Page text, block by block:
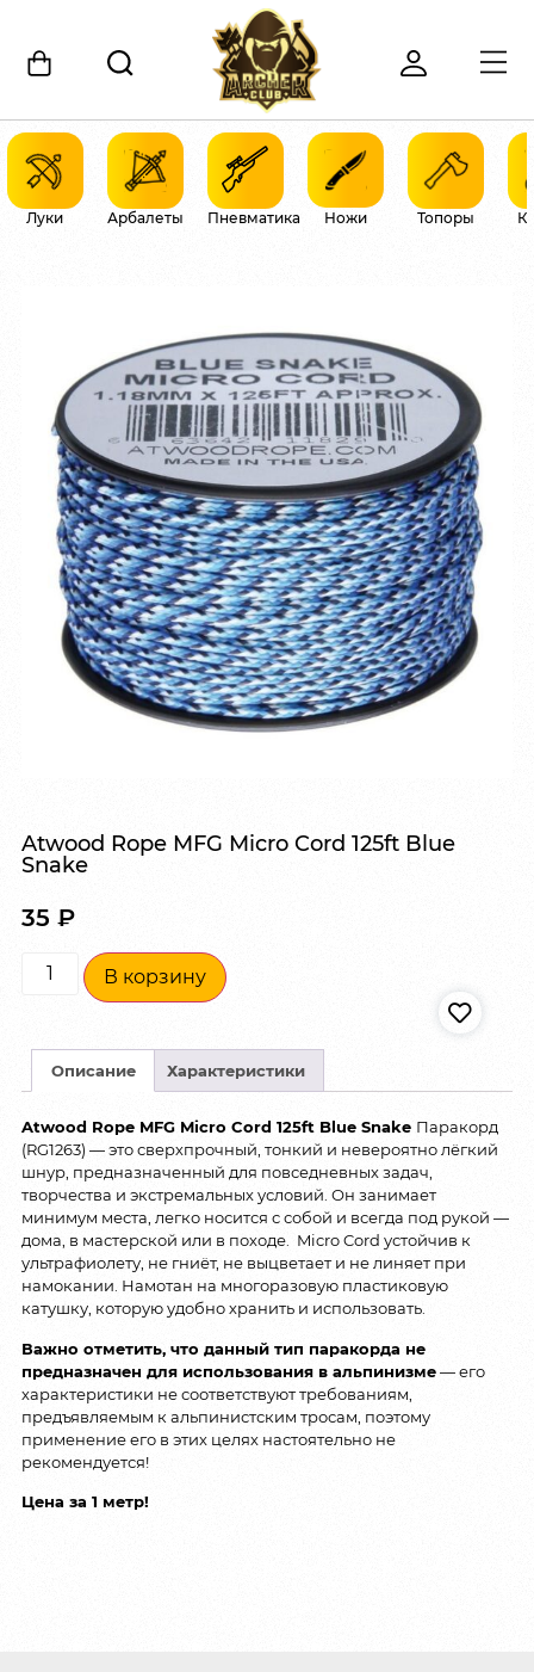
Луки Арбалеты Пневматика Ножи Топоры
Atwood Rope MFG Micro Cord 125ft Blue
Snake
35 ₽
В корзину
Описание Характеристики
Atwood Rope MFG Micro Cord 125ft Blue Snake Паракорд
(RG1263) — это сверхпрочный, тонкий и невероятно лёгкий
шнур, предназначенный для повседневных задач,
творчества и экстремальных условий. Он занимает
минимум места, легко носится с собой и всегда под рукой —
дома, в мастерской или в походе. Micro Cord устойчив к
ультрафиолету, не гниёт, не выцветает и не линяет при
намокании. Намотан на многоразовую пластиковую
катушку, которую удобно хранить и использовать.
Важно отметить, что данный тип паракорда не
предназначен для использования в альпинизме— его
характеристики не соответствуют требованиям,
предъявляемым к альпинистским тросам, поэтому
применение его в этих целях настоятельно не
рекомендуется!
Цена за 1 метр!